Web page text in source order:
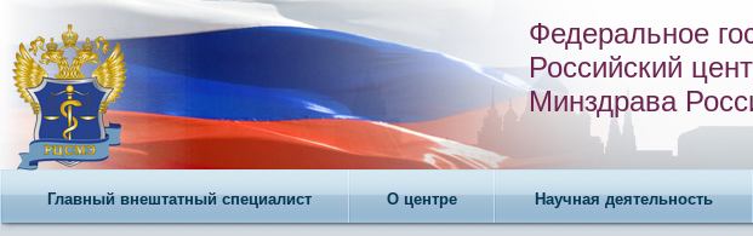
Федеральное
Российский
Минздрава
Главный внештатный специалист О центре Научная деятельность